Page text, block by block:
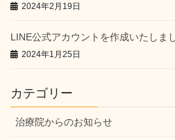
2024年2月19日
LINE公式アカウントを作成いたしま
2024年1月25日
カテゴリー
治療院からのお知らせ